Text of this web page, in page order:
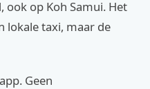
ook op Koh Samui. Het
lokale taxi, maar de
Geen